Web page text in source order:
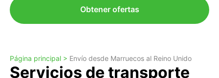
Obtener ofertas
Página principal > Envío desde Marruecos al Reino Unido
Servicios de transporte